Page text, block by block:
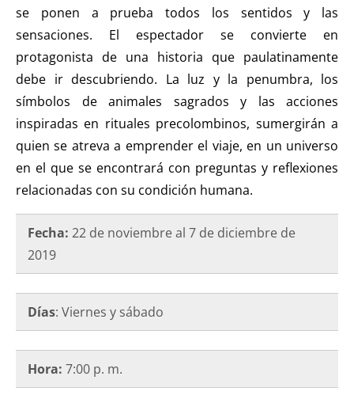
se ponen a prueba todos los sentidos y las
sensaciones. El espectador se convierte en
protagonista de una historia que paulatinamente
debe ir descubriendo. La luz y la penumbra, los
símbolos de animales sagrados y las acciones
inspiradas en rituales precolombinos, sumergirán a
quien se atreva a emprender el viaje, en un universo
en el que se encontrará con preguntas y reflexiones
relacionadas con su condición humana.
Fecha: 22 de noviembre al 7 de diciembre de
2019
Días: Viernes y sábado
Hora: 7:00 p. m.